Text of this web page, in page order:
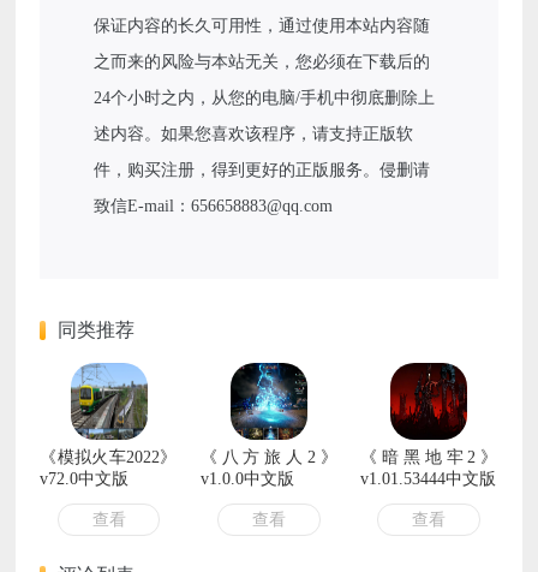
保证内容的长久可用性，通过使用本站内容随
之而来的风险与本站无关，您必须在下载后的
24个小时之内，从您的电脑/手机中彻底删除上
述内容。如果您喜欢该程序，请支持正版软
件，购买注册，得到更好的正版服务。侵删请
致信E-mail：656658883@qq.com
同类推荐
《模拟火车2022》
v72.0中文版
查看
《八方旅人2》
v1.0.0中文版
查看
《暗黑地牢2》
v1.01.53444中文版
查看